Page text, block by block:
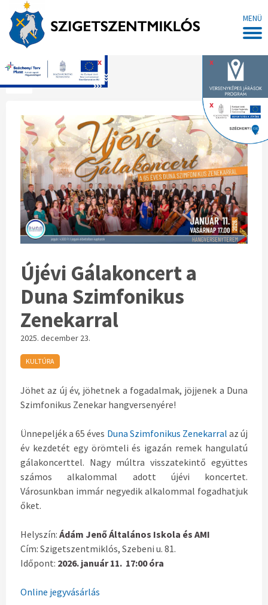
MENÜ
x
x
x
Főoldal
Újévi Gálakoncert a
Duna Szimfonikus
Zenekarral
2025. december 23.
KULTÚRA
Jöhet az új év, jöhetnek a fogadalmak, jöjjenek a Duna
Szimfonikus Zenekar hangversenyére!
Ünnepeljék a 65 éves Duna Szimfonikus Zenekarral az új
év kezdetét egy örömteli és igazán remek hangulatú
gálakoncerttel. Nagy múltra visszatekintő együttes
számos alkalommal adott újévi koncertet.
Városunkban immár negyedik alkalommal fogadhatjuk
őket.
Helyszín: Ádám Jenő Általános Iskola és AMI
Cím: Szigetszentmiklós, Szebeni u. 81.
Időpont: 2026. január 11. 17:00 óra
Online jegyvásárlás